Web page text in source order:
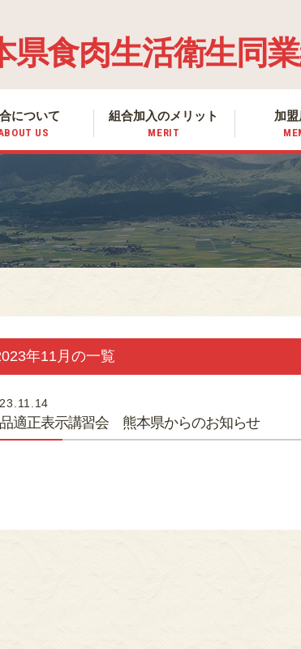
県食肉生活衛生同
について
US
組合加入のメリット
MERIT
加
年11月の一覧
適正表示講習会 熊本県からのお知らせ